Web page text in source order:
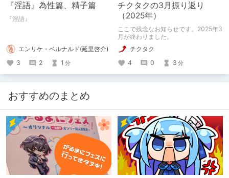
『淫語』為性篇、精子篇
『淫語』
エンリケ・ベルナルド(延里啓介)
3
2 1 分
チクタクの3月振り返り
（2025年）
ここで残念なお知らせです。2025年3
月が終わりました。
チクタク
4
0 3 分
おすすめのまとめ